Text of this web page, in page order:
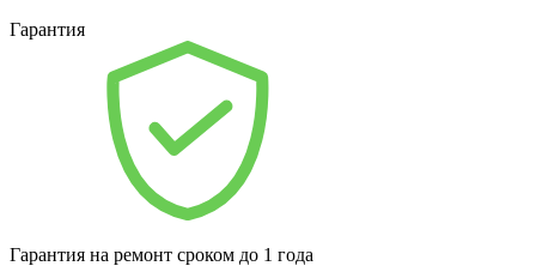
Гарантия
Гарантия на ремонт сроком до 1 года